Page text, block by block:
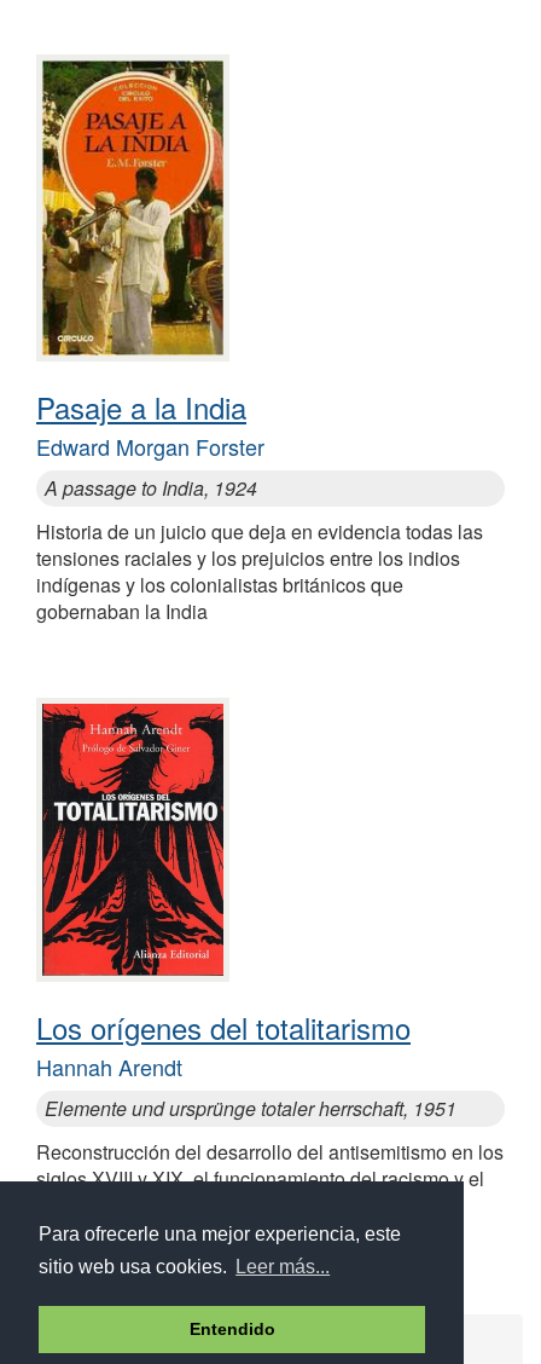
Para ofrecerle una mejor experiencia, este
sitio web usa cookies.
Leer más...
Entendido
Pasaje a la India
Edward Morgan Forster
A passage to India, 1924
Historia de un juicio que deja en evidencia todas las
tensiones raciales y los prejuicios entre los indios
indígenas y los colonialistas británicos que
gobernaban la India
Los orígenes del totalitarismo
Hannah Arendt
Elemente und ursprünge totaler herrschaft, 1951
Reconstrucción del desarrollo del antisemitismo en los
siglos XVIII y XIX, el funcionamiento del racismo y el
totalitarismo
Aviso legal